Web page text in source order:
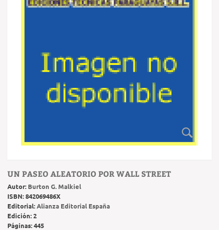
UN PASEO ALEATORIO POR WALL STREET
Autor: Burton G. Malkiel
ISBN:842069486X
Editorial:Alianza Editorial España
Edición:2
Páginas:445